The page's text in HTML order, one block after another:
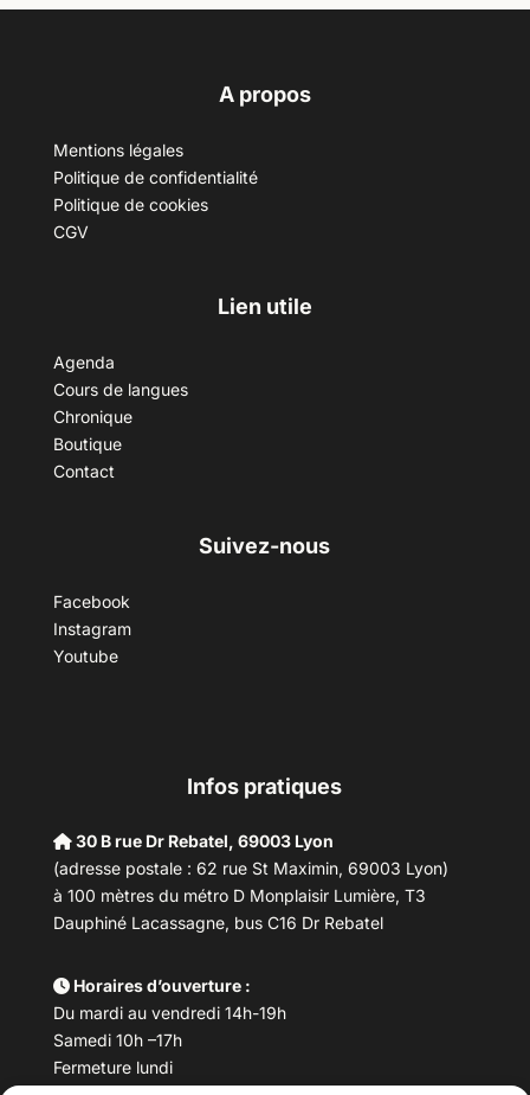
A propos
Mentions légales
Politique de confidentialité
Politique de cookies
CGV
Lien utile
Agenda
Cours de langues
Chronique
Boutique
Contact
Suivez-nous
Facebook
Instagram
Youtube
Infos pratiques
30 B rue Dr Rebatel, 69003 Lyon
(adresse postale : 62 rue St Maximin, 69003 Lyon)
à 100 mètres du métro D Monplaisir Lumière, T3
Dauphiné Lacassagne, bus C16 Dr Rebatel
Horaires d’ouverture :
Du mardi au vendredi 14h-19h
Samedi 10h –17h
Fermeture lundi